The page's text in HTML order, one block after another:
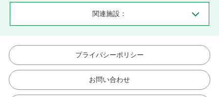
関連施設：
プライバシーポリシー
お問い合わせ